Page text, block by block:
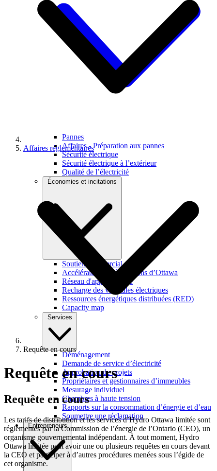
Pannes
Affaires - Préparation aux pannes
Sécurité électrique
Sécurité électrique à l’extérieur
Qualité de l’électricité
Économies et incitations
Soutien commercial
Accélérateur de rénovations d’Ottawa
Réseau d'apprentissage
Recharge des véhicules électriques
Ressources énergétiques distribuées (RED)
Capacity map
Services
Déménagement
Demande de service d’électricité
Approbation de projets
Propriétaires et gestionnaires d’immeubles
Mesurage individuel
Chambres à haute tension
Rapports sur la consommation d’énergie et d’eau
Soumettre une réclamation
Entrepreneurs
Affaires réglementaires
Requête en cours
Requête en cours
Requête en cours
Les tarifs de distribution et les services d’Hydro Ottawa limitée sont
réglementés par la Commission de l’énergie de l’Ontario (CEO), un
organisme gouvernemental indépendant. À tout moment, Hydro
Ottawa limitée peut avoir une ou plusieurs requêtes en cours devant
la CEO et participer à d’autres procédures menées sous l’égide de
cet organisme.